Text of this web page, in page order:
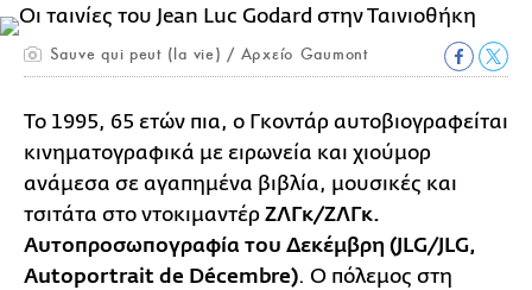
Sauve qui peut (la vie) / Αρχείο Gaumont
Το 1995, 65 ετών πια, ο Γκοντάρ αυτοβιογραφείται
κινηματογραφικά με ειρωνεία και χιούμορ
ανάμεσα σε αγαπημένα βιβλία, μουσικές και
τσιτάτα στο ντοκιμαντέρ ΖΛΓκ/ΖΛΓκ.
Αυτοπροσωπογραφία του Δεκέμβρη (JLG/JLG,
Autoportrait de Décembre). Ο πόλεμος στη